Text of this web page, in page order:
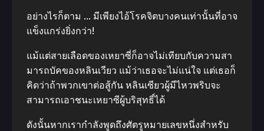
อย่างไรก็ตาม … มีเพียงไอ้โรคจิตบางคนเท่านั้นที่อาจ
แข็งแกร่งยิ่งกว่า!
แม้แต่สายเลือดของเหยาซี่ก็อาจไม่เทียบกับความสา
มารถบัคของหลินเวียว แม้ว่าเธอจะไม่แน่ใจ แต่เธอก็
คิดว่าถ้าพวกเขาต่อสู้กัน หลินเซียวผู้มีไหวพริบจะ
สามารถเอาชนะเหยาซีผู้บริสุทธิ์ได้
ดังนั้นหากเรากำลังพูดถึงศัตรูหมายเลขหนึ่งสำหรับ